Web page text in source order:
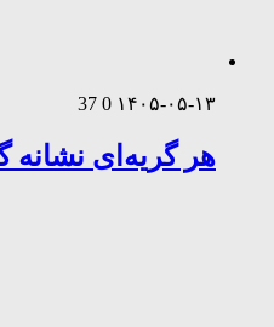
۱۴۰۵-۰۵-۱۳ 0
37
هر گریه‌ای نشانه